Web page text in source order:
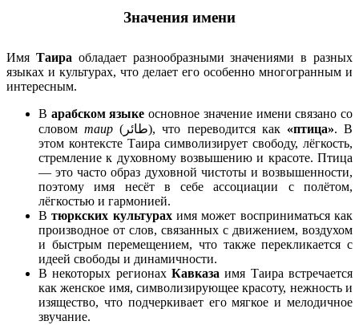
Значения имени
Имя Таира обладает разнообразными значениями в разных
языках и культурах, что делает его особенно многогранным и
интересным.
В арабском языке основное значение имени связано со
словомтаир (طائر), что переводится как «птица». В
этом контексте Таира символизирует свободу, лёгкость,
стремление к духовному возвышению и красоте. Птица
— это часто образ духовной чистоты и возвышенности,
поэтому имя несёт в себе ассоциации с полётом,
лёгкостью и гармонией.
Втюркских культурахимя может восприниматься как
производное от слов, связанных с движением, воздухом
и быстрым перемещением, что также перекликается с
идеей свободы и динамичности.
В некоторых регионах Кавказа имя Таира встречается
как женское имя, символизирующее красоту, нежность и
изящество, что подчеркивает его мягкое и мелодичное
звучание.